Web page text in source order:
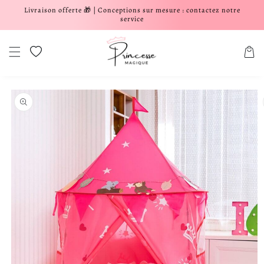
et passer au contenu
Livraison offerte 🎁 | Conceptions sur mesure : contactez notre
service
Liste de souhaits Panier
informations produits